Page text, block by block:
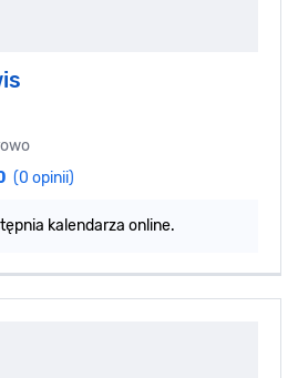
(0 opinii)
kalendarza online.